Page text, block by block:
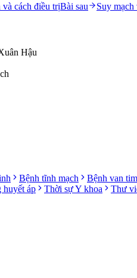
cách điều trịBài sau Suy
Hậu
Bệnh tĩnh mạch Bệnh van tim
huyết áp Thời sự Y khoa Thư